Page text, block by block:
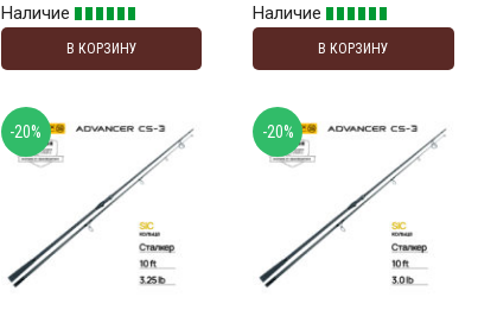
Наличие
В КОРЗИНУ
Наличие
В КОРЗИНУ
-20% -20%